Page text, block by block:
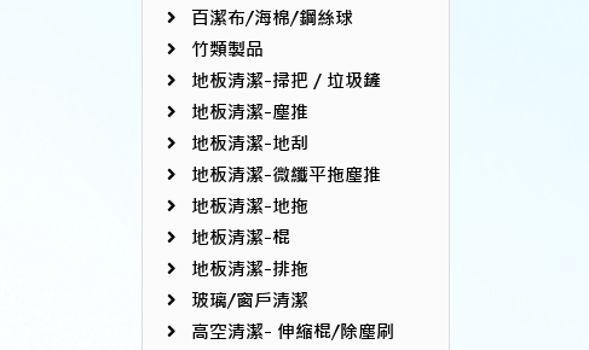
百潔布/海棉/鋼絲球
竹類製品
地板清潔-掃把／垃圾鏟
地板清潔-塵推
地板清潔-地刮
地板清潔-微纖平拖塵推
地板清潔-地拖
地板清潔-棍
地板清潔-排拖
玻璃/窗戶清潔
高空清潔- 伸縮棍/除塵刷